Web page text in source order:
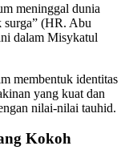
meninggal dunia
surga” (HR. Abu
dalam Misykatul
membentuk identitas
yang kuat dan
nilai-nilai tauhid.
Kokoh